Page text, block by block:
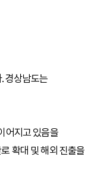
경상남도는
어지고 있음을
확대 및 해외 진출을